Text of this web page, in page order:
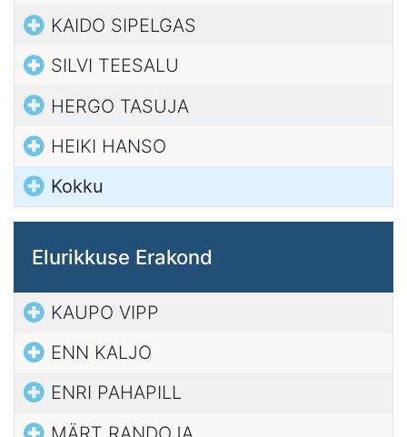
KAIDO SIPELGAS
SILVI TEESALU
HERGO TASUJA
HEIKI HANSO
Kokku
Elurikkuse Erakond
KAUPO VIPP
ENN KALJO
ENRI PAHAPILL